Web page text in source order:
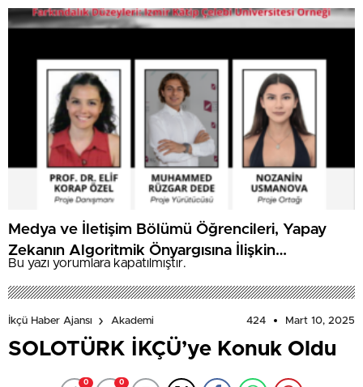
Medya ve İletişim Bölümü Öğrencileri, Yapay
Zekanın Algoritmik Önyargısına İlişkin
Farkındalık Düzeylerini Araştıracak
Bu yazı yorumlara kapatılmıştır.
İkçü Haber Ajansı Akademi 424 Mart 10, 2025
SOLOTÜRK İKÇÜ’ye Konuk Oldu
0 0